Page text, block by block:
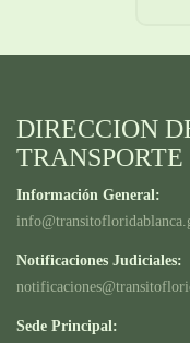
DIRECCION
Información General:
Notificaciones Judiciales:
Sede Principal: